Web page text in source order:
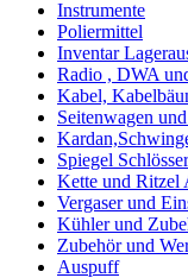
Instrumente
Poliermittel
Inventar
Radio , DWA
Kabel,
Seitenwagen
Spiegel
Kette und Ritzel
Vergaser und
Kühler und
Zubehör und
Auspuff